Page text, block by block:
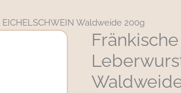
Waldweide 200g
Fränkische
Leberwurst
EICHELSCHWEIN